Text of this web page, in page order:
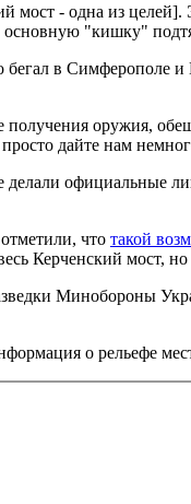
мост - одна из
"кишку"
бегал в Симферополе
оружия,
дайте нам
делали официальные
что такой
Керченский мост,
Минобороны
о рельефе